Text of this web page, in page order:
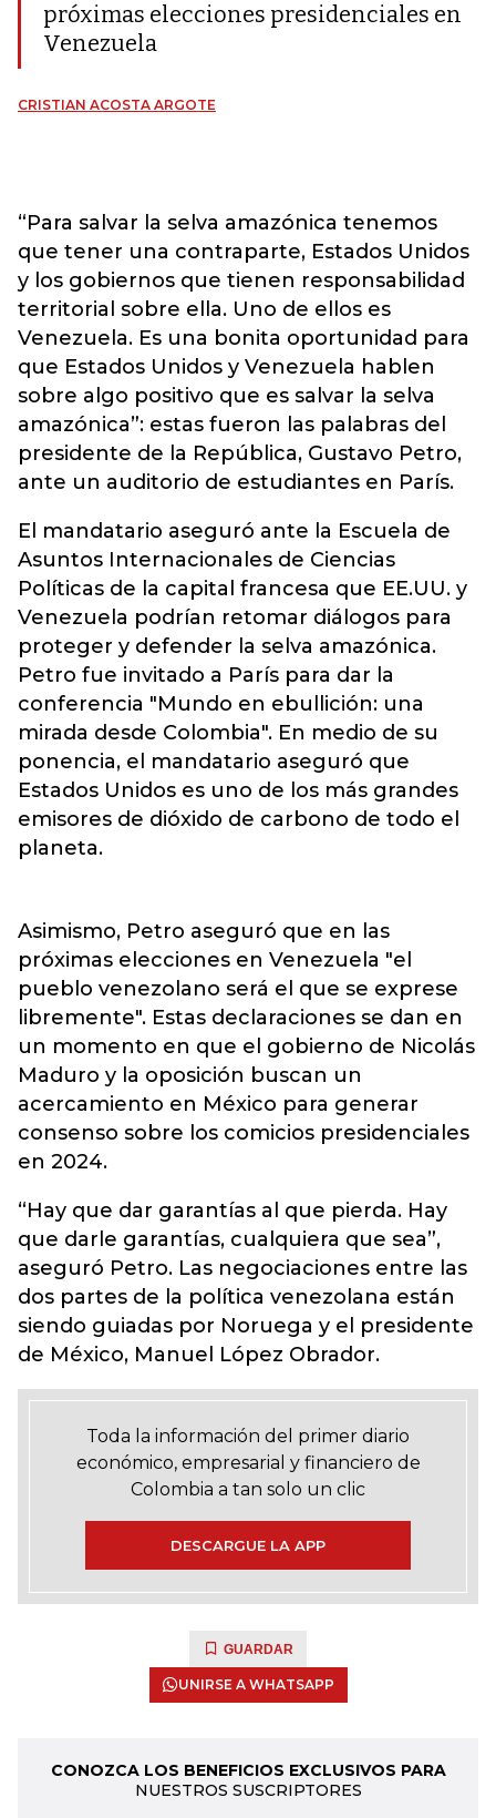
próximas elecciones presidenciales en
Venezuela
CRISTIAN ACOSTA ARGOTE
“Para salvar la selva amazónica tenemos
que tener una contraparte, Estados Unidos
y los gobiernos que tienen responsabilidad
territorial sobre ella. Uno de ellos es
Venezuela. Es una bonita oportunidad para
que Estados Unidos y Venezuela hablen
sobre algo positivo que es salvar la selva
amazónica”: estas fueron las palabras del
presidente de la República, Gustavo Petro,
ante un auditorio de estudiantes en París.
El mandatario aseguró ante la Escuela de
Asuntos Internacionales de Ciencias
Políticas de la capital francesa que EE.UU. y
Venezuela podrían retomar diálogos para
proteger y defender la selva amazónica.
Petro fue invitado a París para dar la
conferencia "Mundo en ebullición: una
mirada desde Colombia". En medio de su
ponencia, el mandatario aseguró que
Estados Unidos es uno de los más grandes
emisores de dióxido de carbono de todo el
planeta.
Asimismo, Petro aseguró que en las
próximas elecciones en Venezuela "el
pueblo venezolano será el que se exprese
libremente". Estas declaraciones se dan en
un momento en que el gobierno de Nicolás
Maduro y la oposición buscan un
acercamiento en México para generar
consenso sobre los comicios presidenciales
en 2024.
“Hay que dar garantías al que pierda. Hay
que darle garantías, cualquiera que sea”,
aseguró Petro. Las negociaciones entre las
dos partes de la política venezolana están
siendo guiadas por Noruega y el presidente
de México, Manuel López Obrador.
Toda la información del primer diario
económico, empresarial y financiero de
Colombia a tan solo un clic
DESCARGUE LA APP
GUARDAR
UNIRSE A WHATSAPP
CONOZCA LOS BENEFICIOS EXCLUSIVOS PARA
NUESTROS SUSCRIPTORES